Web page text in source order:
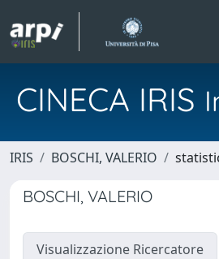
CINECA IRIS
IRIS BOSCHI, VALERIO
BOSCHI, VALERIO
Visualizzazione Ricercatore